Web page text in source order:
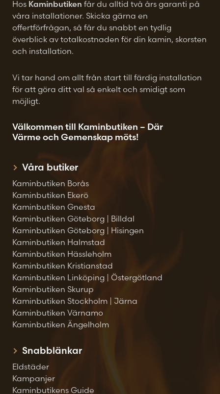
Hos Kaminbutiken får du alltid två års garanti på
våra installationer. Skicka gärna en
offertförfrågan, så får du snabbt en tydlig
överblick av totalkostnaden för din kamin, skorsten
och installation.
Vi tar hand om allt från start till färdig installation
för att göra ditt val så enkelt och smidigt som
möjligt.
Välkommen till Kaminbutiken – Där
Värme och Gemenskap möts!
Våra butiker
Kaminbutiken Borås
Kaminbutiken Ekerö
Kaminbutiken Gnesta
Kaminbutiken Göteborg | Billdal
Kaminbutiken Göteborg | Hisingen
Kaminbutiken Halmstad
Kaminbutiken Hässleholm
Kaminbutiken Kristianstad
Kaminbutiken Linköping | Östergötland
Kaminbutiken Skurup
Kaminbutiken Stockholm | Järna
Kaminbutiken Värnamo
Kaminbutiken Ängelholm
Snabblänkar
Eldstäder
Kampanjer
Kaminbutikens Guide